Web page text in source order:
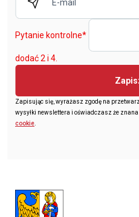
Pytanie kontrolne*
dodać 2 i 4.
Zapisując się, wyrażasz zgodę na
wysyłki newslettera i oświadczasz że
cookie.